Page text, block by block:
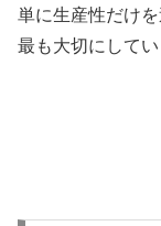
単に生産性だけ
最も大切にしてい